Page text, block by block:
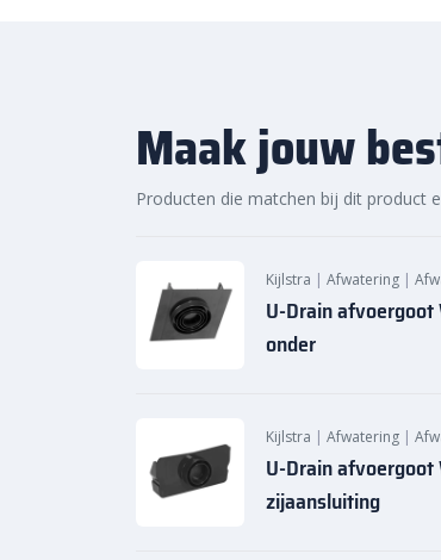
voor de beste prijs
Bij Sierbestratingsmarkt.com bestel je
online. Dankzij ons brede assortiment
Maak jouw
Producten die matchen bij dit product
Kijlstra | Afwatering |
U-Drain
onder
Kijlstra | Afwatering |
U-Drain
zijaansluiting